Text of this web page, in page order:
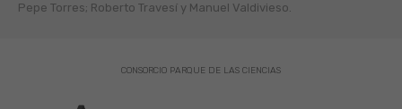
Pepe Torres; Roberto Travesí y Manuel Valdivieso.
CONSORCIO PARQUE DE LAS CIENCIAS